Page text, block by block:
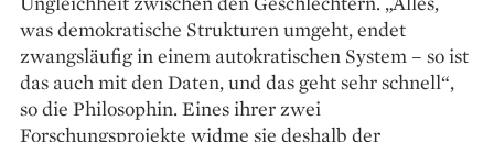
was demokratische Strukturen umgeht, endet
zwangsläufig in einem autokratischen System – so ist
das auch mit den Daten, und das geht sehr schnell“,
so die Philosophin. Eines ihrer zwei
Forschungsprojekte widme sie deshalb der